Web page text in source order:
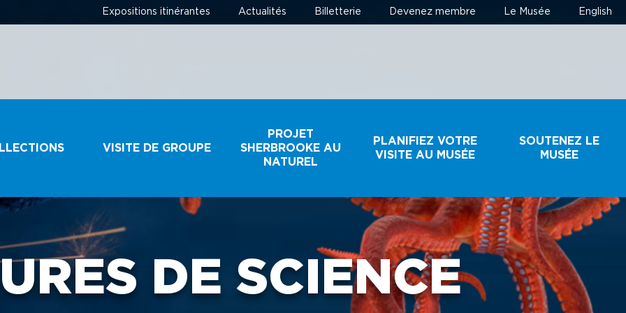
Expositions itinérantes Actualités Billetterie Devenez membre Le Musée English
UN
VISITE DE GROUPE
SCOLAIRES ET
JEUNESSE
GROUPES
PROJET
SHERBROOKE AU
NATUREL
PLANIFIEZ VOTRE
VISITE AU MUSÉE
HORAIRE ET
TARIFS
BILLETTERIE
SOUTENEZ LE
MUSÉE
FAIRE UN DON
DEVENEZ MEMBRE
DE SCIENCE